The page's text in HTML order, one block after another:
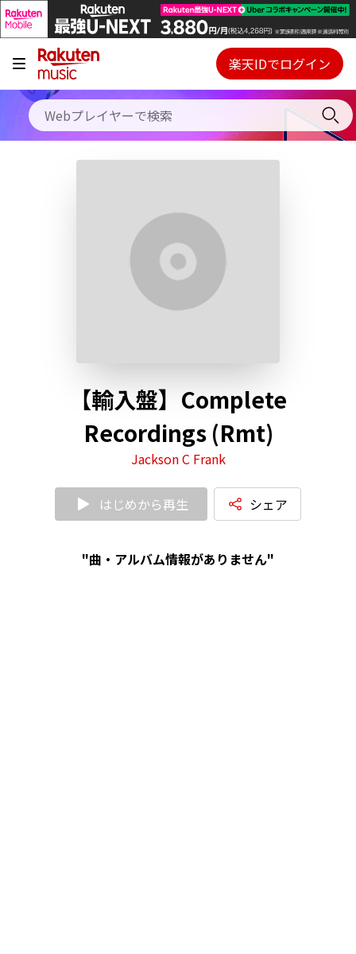
キャンペーン
料金プラン
使い方
Webプレイヤー
ご契約内容の確認・変更
楽天IDでログイン
【輸入盤】Complete
Recordings (Rmt)
Jackson C Frank
はじめから再生 シェア
"曲・アルバム情報がありません"